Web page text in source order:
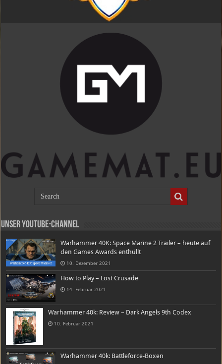
Unser Youtube-Channel
Warhammer 40K: Space Marine 2 Trailer – heute auf
den Games Awards enthüllt
10. Dezember 2021
How to Play – Lost Crusade
14. Februar 2021
Warhammer 40k: Review – Dark Angels 9th Codex
10. Februar 2021
Warhammer 40k: Battleforce-Boxen